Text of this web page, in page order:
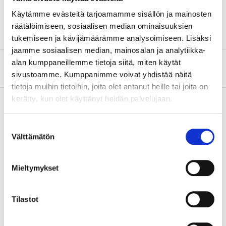
Käytämme evästeitä tarjoamamme sisällön ja mainosten
räätälöimiseen, sosiaalisen median ominaisuuksien
tukemiseen ja kävijämäärämme analysoimiseen. Lisäksi
jaamme sosiaalisen median, mainosalan ja analytiikka-
alan kumppaneillemme tietoja siitä, miten käytät
sivustoamme. Kumppanimme voivat yhdistää näitä
tietoja muihin tietoihin, joita olet antanut heille tai joita on
kerätty, kun olet käyttänyt heidän palvelujaan.
valinta
Välttämätön
Mieltymykset
Tilastot
About the manufacturer
Other customers also bought